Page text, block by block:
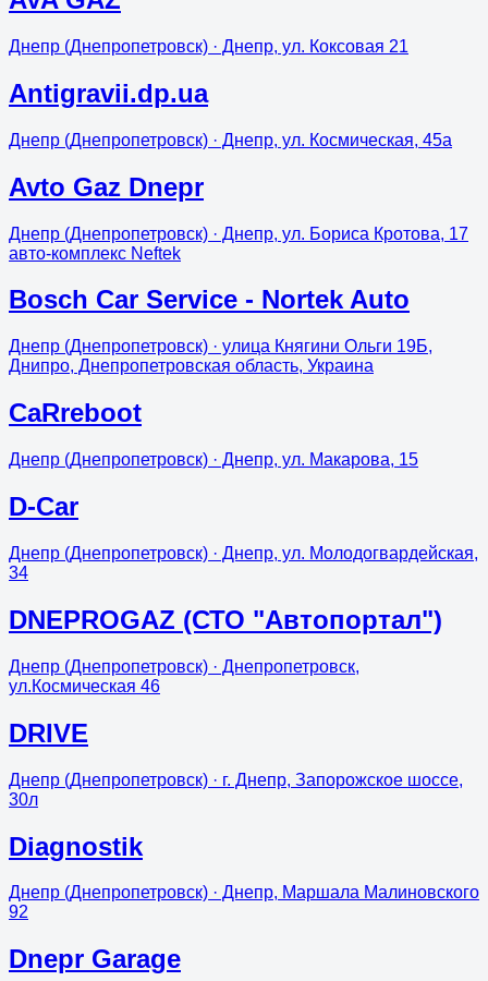
Днепр (Днепропетровск) · Днепр, ул. Коксовая 21
Antigravii.dp.ua
Днепр (Днепропетровск) · Днепр, ул. Космическая, 45а
Avto Gaz Dnepr
Днепр (Днепропетровск) · Днепр, ул. Бориса Кротова, 17
авто-комплекс Neftek
Bosch Car Service - Nortek Auto
Днепр (Днепропетровск) · улица Княгини Ольги 19Б,
Днипро, Днепропетровская область, Украина
CaRreboot
Днепр (Днепропетровск) · Днепр, ул. Макарова, 15
D-Car
Днепр (Днепропетровск) · Днепр, ул. Молодогвардейская,
34
DNEPROGAZ (СТО "Автопортал")
Днепр (Днепропетровск) · Днепропетровск,
ул.Космическая 46
DRIVE
Днепр (Днепропетровск) · г. Днепр, Запорожское шоссе,
30л
Diagnostik
Днепр (Днепропетровск) · Днепр, Маршала Малиновского
92
Dnepr Garage